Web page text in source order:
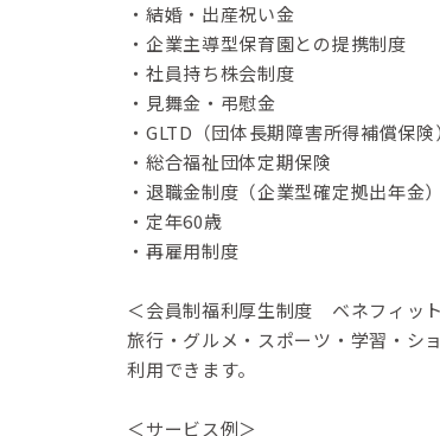
・結婚・出産祝い金
・企業主導型保育園との提携制度
・社員持ち株会制度
・見舞金・弔慰金
・GLTD（団体長期障害所得補償保険）
・総合福祉団体定期保険
・退職金制度（企業型確定拠出年金）
・定年60歳
・再雇用制度
＜会員制福利厚生制度 ベネフィッ
旅行・グルメ・スポーツ・学習・シ
利用できます。
＜サービス例＞